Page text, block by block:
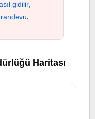
gidilir,
,
Haritası